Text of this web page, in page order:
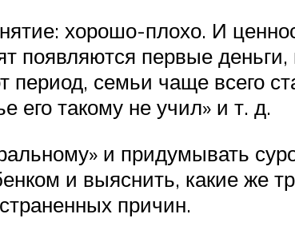
хорошо-плохо. И
появляются первые деньги,
семьи чаще всего
его такому не учил» и т. д.
и придумывать
и выяснить, какие же
причин.